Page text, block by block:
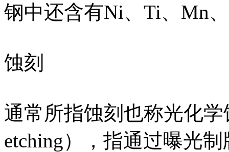
钢中还含有Ni、Ti、Mn
蚀刻
通常所指蚀刻也称光化学
etching），指通过曝光